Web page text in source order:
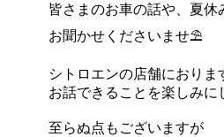
皆さまのお車の話や、夏休
お聞かせくださいませ⛱️
シトロエンの店舗におりま
お話できることを楽しみに
至らぬ点もございますが